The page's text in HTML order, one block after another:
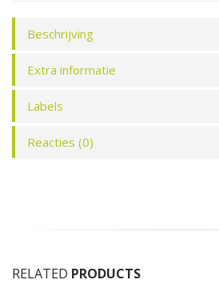
Beschrijving
Extra informatie
Labels
Reacties (0)
RELATED PRODUCTS